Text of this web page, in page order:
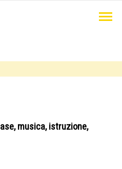
musica, istruzione,